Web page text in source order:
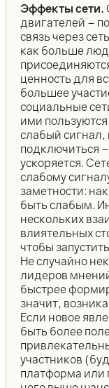
Эффекты сети.
двигателей –
связь через
как больше
ценность для
большее
социальные
ими
слабый сигнал,
подключиться
ускоряется.
слабому
заметности:
быть слабым.
нескольких
влиятельных
чтобы
Не случайно
лидеров
быстрее
значит,
Если новое
быть более
участников
платформа или